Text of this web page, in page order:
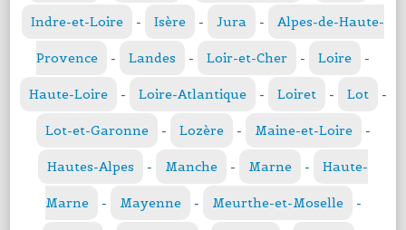
Indre-et-Loire - Isère - Jura - Alpes-de-Haute-
Provence - Landes - Loir-et-Cher - Loire -
Haute-Loire - Loire-Atlantique - Loiret - Lot -
Lot-et-Garonne - Lozère - Maine-et-Loire -
Hautes-Alpes - Manche - Marne - Haute-
Marne - Mayenne - Meurthe-et-Moselle -